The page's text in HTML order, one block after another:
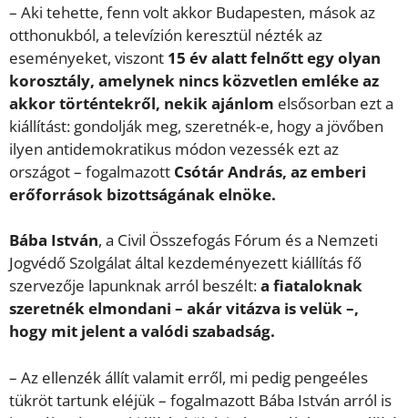
– Aki tehette, fenn volt akkor Budapesten, mások az
otthonukból, a televízión keresztül nézték az
eseményeket, viszont 15 év alatt felnőtt egy olyan
korosztály, amelynek nincs közvetlen emléke az
akkor történtekről, nekik ajánlom elsősorban ezt a
kiállítást: gondolják meg, szeretnék-e, hogy a jövőben
ilyen antidemokratikus módon vezessék ezt az
országot – fogalmazott Csótár András, az emberi
erőforrások bizottságának elnöke.
Bába István, a Civil Összefogás Fórum és a Nemzeti
Jogvédő Szolgálat által kezdeményezett kiállítás fő
szervezője lapunknak arról beszélt:a fiataloknak
szeretnék elmondani – akár vitázva is velük –,
hogy mit jelent a valódi szabadság.
– Az ellenzék állít valamit erről, mi pedig pengeéles
tükröt tartunk eléjük – fogalmazott Bába István arról is